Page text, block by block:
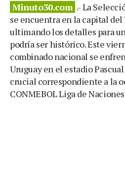
Minuto30.com .- La
se encuentra en la capital del
ultimando los detalles para
podría ser histórico. Este
combinado nacional se
Uruguay en el estadio
crucial correspondiente a la
CONMEBOL Liga de